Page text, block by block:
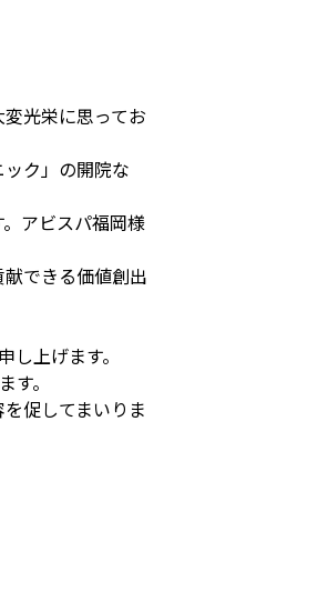
光栄に思ってお
ク」の開院な
アビスパ福岡様
できる価値創出
上げます。
。
促してまいりま